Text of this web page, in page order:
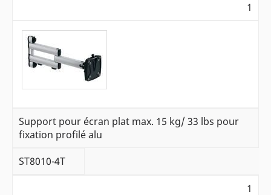
1
Support pour écran plat max. 15 kg/ 33 lbs pour
fixation profilé alu
ST8010-4T
1